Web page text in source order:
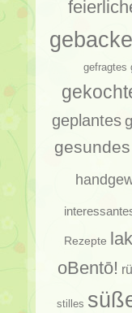
gefragtes
geplantes
gesundes
Rezepte
oBentō!
stilles